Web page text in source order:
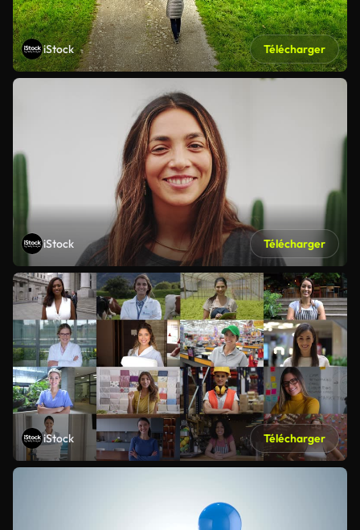
iStock Télécharger
iStock Télécharger
iStock Télécharger